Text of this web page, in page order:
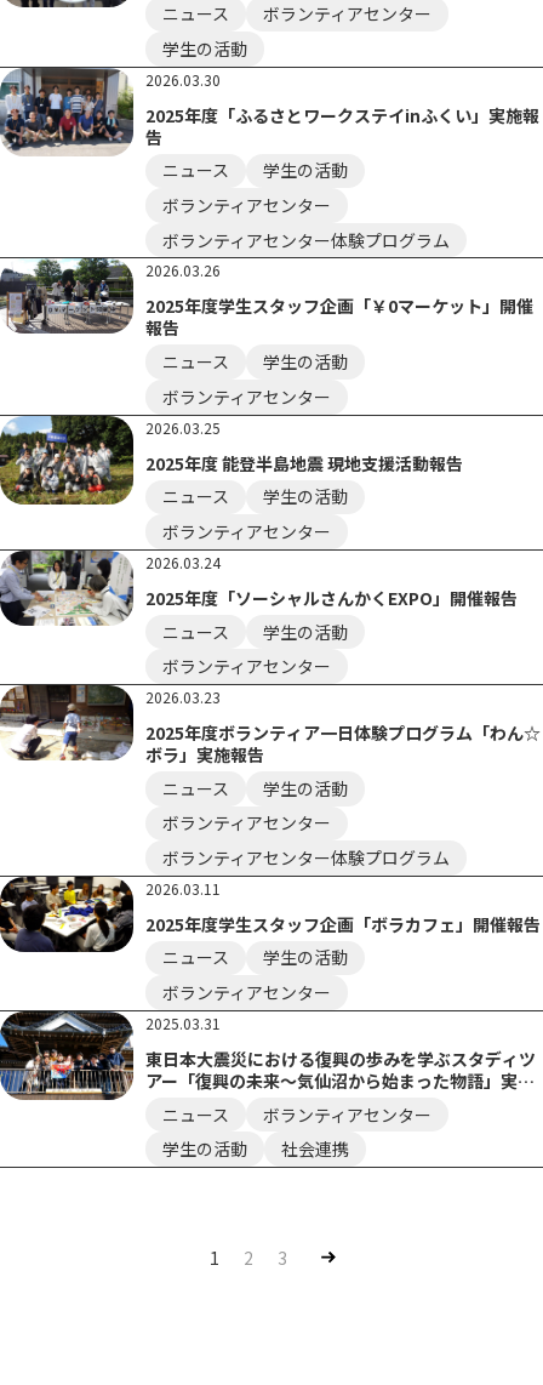
ニュース
ボランティアセンター
学生の活動
2026.03.30
2025年度「ふるさとワークステイinふくい」実施報
告
ニュース
学生の活動
ボランティアセンター
ボランティアセンター体験プログラム
2026.03.26
2025年度学生スタッフ企画「￥0マーケット」開催
報告
ニュース
学生の活動
ボランティアセンター
2026.03.25
2025年度 能登半島地震 現地支援活動報告
ニュース
学生の活動
ボランティアセンター
2026.03.24
2025年度「ソーシャルさんかくEXPO」開催報告
ニュース
学生の活動
ボランティアセンター
2026.03.23
2025年度ボランティア一日体験プログラム「わん☆
ボラ」実施報告
ニュース
学生の活動
ボランティアセンター
ボランティアセンター体験プログラム
2026.03.11
2025年度学生スタッフ企画「ボラカフェ」開催報告
ニュース
学生の活動
ボランティアセンター
2025.03.31
東日本大震災における復興の歩みを学ぶスタディツ
アー「復興の未来～気仙沼から始まった物語」実施
ニュース
ボランティアセンター
学生の活動
社会連携
1 2 3 Nex